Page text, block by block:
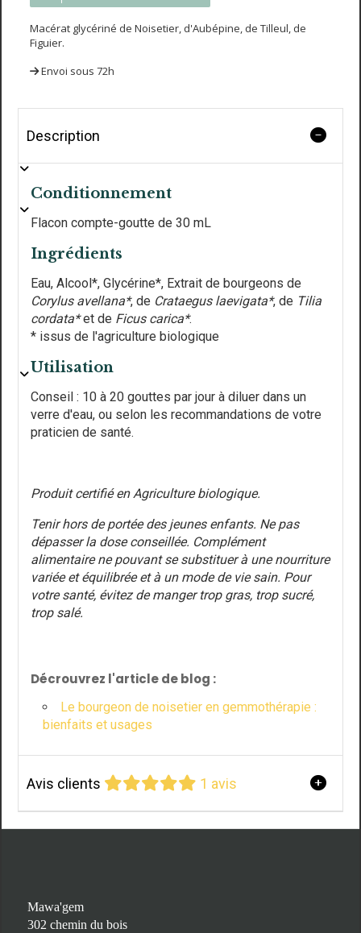
Macérat glycériné de Noisetier, d'Aubépine, de Tilleul, de
Figuier.
Envoi sous 72h
Description
Conditionnement
Flacon compte-goutte de 30 mL
Ingrédients
Eau, Alcool*, Glycérine*, Extrait de bourgeons de
Corylus avellana*, de Crataegus laevigata*, de Tilia
cordata*et de Ficus carica*.
* issus de l'agriculture biologique
Utilisation
Conseil : 10 à 20 gouttes par jour à diluer dans un
verre d'eau, ou selon les recommandations de votre
praticien de santé.
Produit certifié en Agriculture biologique.
Tenir hors de portée des jeunes enfants. Ne pas
dépasser la dose conseillée. Complément
alimentaire ne pouvant se substituer à une nourriture
variée et équilibrée et à un mode de vie sain. Pour
votre santé, évitez de manger trop gras, trop sucré,
trop salé.
Décrouvrez l'article de blog :
Le bourgeon de noisetier en gemmothérapie :
bienfaits et usages
Avis clients 1 avis
Mawa'gem
302 chemin du bois